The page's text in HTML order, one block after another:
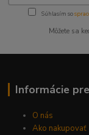
Súhlasím so
Môžete sa
Informácie
O nás
Ako nakupovať